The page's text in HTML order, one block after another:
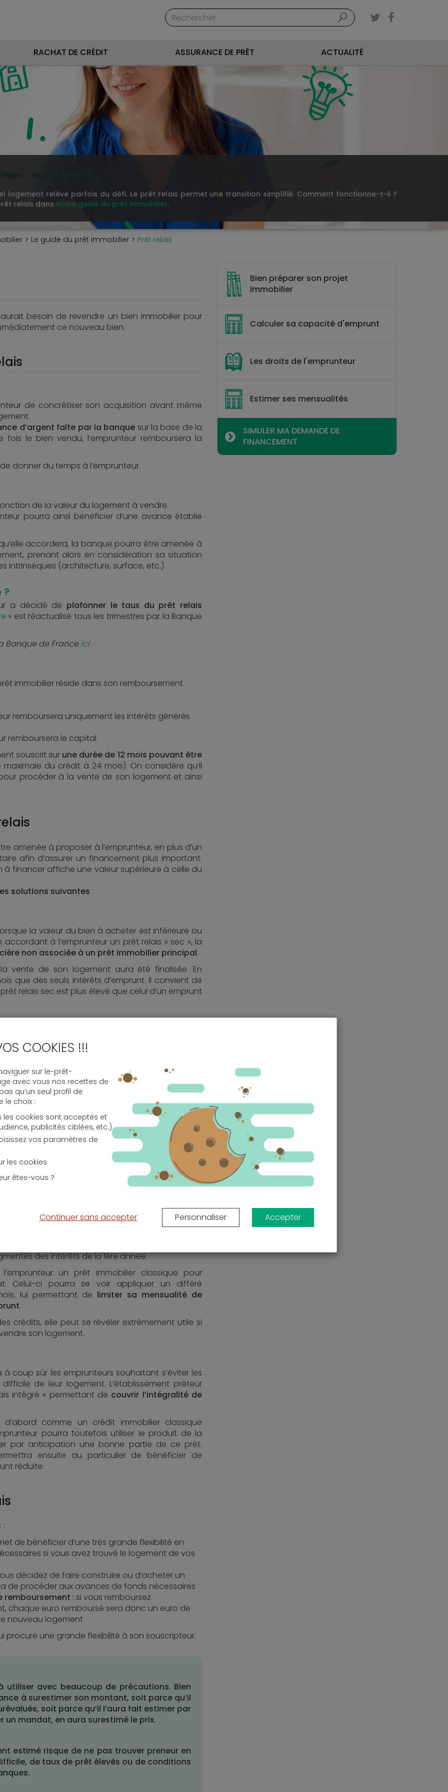
RACHAT DE CRÉDIT ASSURANCE DE PRÊT ACTUALITÉ
logement relève parfois du défi. Le prêt relais permet une transition simplifié. Comment fonctionne-t-il ?
relais dans notre guide du prêt immobilier.
Le guide du prêt immobilier Prêt relais
besoin de revendre un bien immobilier pour
ce nouveau bien.
de concrétiser son acquisition avant même
d’argent faite par la banque sur la base de la
le bien vendu, l’emprunteur remboursera la
donner du temps à l’emprunteur.
de la valeur du logement à vendre.
pourra ainsi bénéficier d’une avance établie
accordera, la banque pourra être amenée à
prenant alors en considération sa situation
intrinsèques (architecture, surface, etc.).
?
a décidé de plafonner le taux du prêt relais
» est réactualisé tous les trimestres par la Banque
Banque de Franceici
immobilier réside dans son remboursement.
remboursera uniquement les intérêts générés
remboursera le capital
souscrit sur une durée de 12 mois pouvant être
du crédit à 24 mois). On considère qu’il
procéder à la vente de son logement et ainsi
amenée à proposer à l’emprunteur, en plus d’un
afin d’assurer un financement plus important.
financer affiche une valeur supérieure à celle du
solutions suivantes :
la valeur du bien à acheter est inférieure ou
à l’emprunteur un prêt relais « sec », la
non associée à un prêt immobilier principal.
vente de son logement aura été finalisée. En
que des seuls intérêts d’emprunt. Il convient de
relais sec est plus élevé que celui d’un emprunt
»
l’achat du nouveau logement, la banque
restante par un prêt immobilier classique
devra s’acquitter chaque
du prêt immobilier classique
soldé, seules les mensualités du prêt immobilier
pour une durée de 24 mois
. En choisissant de
l’emprunteur n’aura pas à s’acquitter des
mois. S’il a réussi à vendre son bien avant
alors le capital ainsi que les intérêts dus pour
de temps, l’emprunteur remboursera chaque
des intérêts de la 1ère année.
un prêt immobilier classique pour
Celui-ci pourra se voir appliquer un différé
lui permettant de limiter sa mensualité de
.
crédits, elle peut se révéler extrêmement utile si
son logement.
coup sûr les emprunteurs souhaitant s’éviter les
de leur logement. L’établissement prêteur
intégré » permettant de couvrir l’intégralité de
comme un crédit immobilier classique
pourra toutefois utiliser le produit de la
par anticipation une bonne partie de ce prêt.
ensuite au particulier de bénéficier de
réduite.
de bénéficier d’une très grande flexibilité en
si vous avez trouvé le logement de vos
décidez de faire construire ou d’acheter un
de procéder aux avances de fonds nécessaires
remboursement : si vous remboursez
chaque euro remboursé sera donc un euro de
nouveau logement
procure une grande flexibilité à son souscripteur.
avec beaucoup de précautions. Bien
à surestimer son montant, soit parce qu’il
soit parce qu’il l’aura fait estimer par
un mandat, en aura surestimé le prix.
estimé risque de ne pas trouver preneur en
de taux de prêt élevés ou de conditions
Bien préparer son projet
immobilier
Calculer sa capacité d'emprunt
Les droits de l'emprunteur
Estimer ses mensualités
SIMULER MA DEMANDE DE
FINANCEMENT
COOKIES !!!
sur le-prêt-
avec vous nos recettes de
qu’un seul profil de
le choix :
les cookies sont acceptés et
publicités ciblées, etc.)
vos paramètres de
les cookies
êtes-vous ?
Continuer sans accepter Personnaliser Accepter